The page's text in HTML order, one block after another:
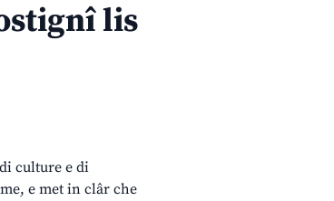
lis
culture e di
e met in clâr che